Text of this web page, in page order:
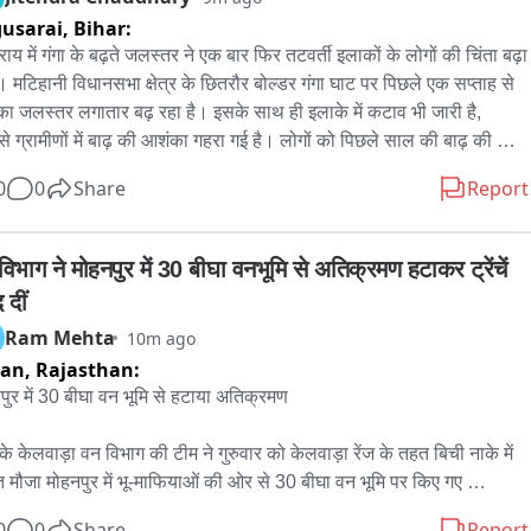
Bihar:
में गंगा के बढ़ते जलस्तर ने एक बार फिर तटवर्ती इलाकों के लोगों की चिंता बढ़ा
मटिहानी विधानसभा क्षेत्र के छितरौर बोल्डर गंगा घाट पर पिछले एक सप्ताह से
जलस्तर लगातार बढ़ रहा है। इसके साथ ही इलाके में कटाव भी जारी है,
ग्रामीणों में बाढ़ की आशंका गहरा गई है। लोगों को पिछले साल की बाढ़ की
छितरौर बोल्डर गंगा घाट पर गंगा का जलस्तर लगातार बढ़ रहा है। बीते एक
है। वहीं, गंगा किनारे कटाव भी लगातार जारी है, जिससे ग्रामीणों की परेशानी और
है।स्थानीय लोगों का कहना है कि गंगा की तेज धारा और लगातार बढ़ते जलस्तर
इलाकों की फसलें जलमग्न होने लगी हैं। यदि यही स्थिति बनी रही तो आने
में कई गांव बाढ़ की चपेट में आ सकते हैं। बढ़ते जलस्तर को लेकर ग्रामीणों
दहशत का माहौल है।ग्रामीणों ने बताया कि पिछले वर्ष आई बाढ़ ने इलाके में भारी
मचाई थी। कई घरों में पानी घुस गया था, जिससे लोगों को महीनों तक अपने घर
दे रहे हैं, बल्कि लोगों को आशंका है कि स्थिति पिछले साल से भी अधिक गंभीर हो
है।गंगा के बढ़ते जलस्तर और लगातार हो रहे कटाव को देखते हुए ग्रामीण
0 Share Report
ने मोहनपुर में 30 बीघा वनभूमि से अतिक्रमण हटाकर ट्रेंचें
Ram Mehta 10m ago
Rajasthan:
में 30 बीघा वन भूमि से हटाया अतिक्रमण
के केलवाड़ा वन विभाग की टीम ने गुरुवार को केलवाड़ा रेंज के तहत बिची नाके में
मौजा मोहनपुर में भू-माफियाओं की ओर से 30 बीघा वन भूमि पर किए गए